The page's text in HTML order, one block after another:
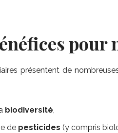
pour
présentent de
biodiversité,
de pesticides (y compris